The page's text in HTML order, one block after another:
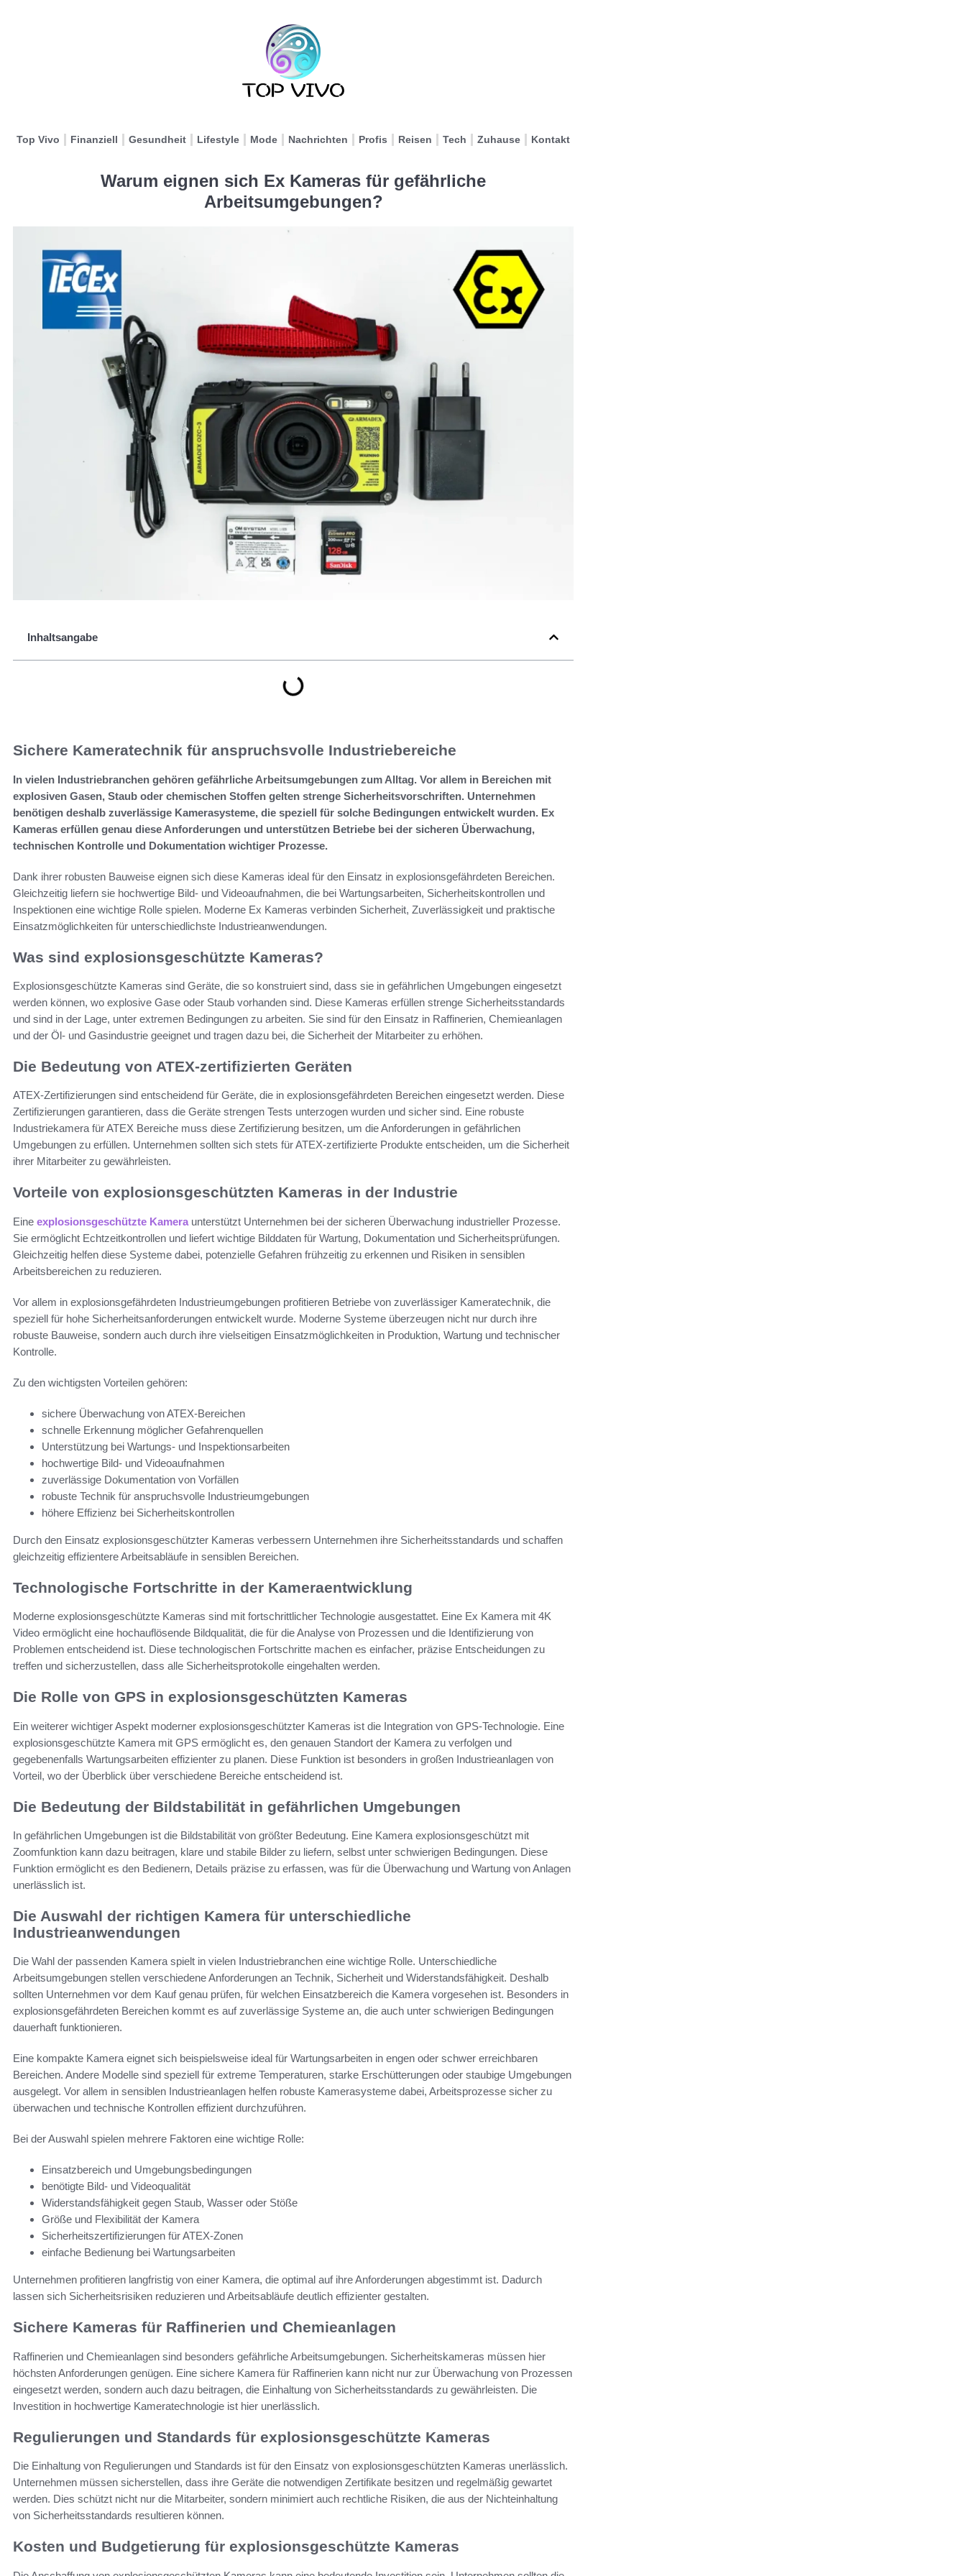
Top Vivo Finanziell Gesundheit Lifestyle Mode Nachrichten Profis Reisen Tech Zuhause Kontakt
Warum eignen sich Ex Kameras für gefährliche
Arbeitsumgebungen?
Inhaltsangabe
Sichere Kameratechnik für anspruchsvolle Industriebereiche
In vielen Industriebranchen gehören gefährliche Arbeitsumgebungen zum Alltag. Vor allem in Bereichen mit
explosiven Gasen, Staub oder chemischen Stoffen gelten strenge Sicherheitsvorschriften. Unternehmen
benötigen deshalb zuverlässige Kamerasysteme, die speziell für solche Bedingungen entwickelt wurden. Ex
Kameras erfüllen genau diese Anforderungen und unterstützen Betriebe bei der sicheren Überwachung,
technischen Kontrolle und Dokumentation wichtiger Prozesse.
Dank ihrer robusten Bauweise eignen sich diese Kameras ideal für den Einsatz in explosionsgefährdeten Bereichen.
Gleichzeitig liefern sie hochwertige Bild- und Videoaufnahmen, die bei Wartungsarbeiten, Sicherheitskontrollen und
Inspektionen eine wichtige Rolle spielen. Moderne Ex Kameras verbinden Sicherheit, Zuverlässigkeit und praktische
Einsatzmöglichkeiten für unterschiedlichste Industrieanwendungen.
Was sind explosionsgeschützte Kameras?
Explosionsgeschützte Kameras sind Geräte, die so konstruiert sind, dass sie in gefährlichen Umgebungen eingesetzt
werden können, wo explosive Gase oder Staub vorhanden sind. Diese Kameras erfüllen strenge Sicherheitsstandards
und sind in der Lage, unter extremen Bedingungen zu arbeiten. Sie sind für den Einsatz in Raffinerien, Chemieanlagen
und der Öl- und Gasindustrie geeignet und tragen dazu bei, die Sicherheit der Mitarbeiter zu erhöhen.
Die Bedeutung von ATEX-zertifizierten Geräten
ATEX-Zertifizierungen sind entscheidend für Geräte, die in explosionsgefährdeten Bereichen eingesetzt werden. Diese
Zertifizierungen garantieren, dass die Geräte strengen Tests unterzogen wurden und sicher sind. Eine robuste
Industriekamera für ATEX Bereiche muss diese Zertifizierung besitzen, um die Anforderungen in gefährlichen
Umgebungen zu erfüllen. Unternehmen sollten sich stets für ATEX-zertifizierte Produkte entscheiden, um die Sicherheit
ihrer Mitarbeiter zu gewährleisten.
Vorteile von explosionsgeschützten Kameras in der Industrie
Eine explosionsgeschützte Kamera unterstützt Unternehmen bei der sicheren Überwachung industrieller Prozesse.
Sie ermöglicht Echtzeitkontrollen und liefert wichtige Bilddaten für Wartung, Dokumentation und Sicherheitsprüfungen.
Gleichzeitig helfen diese Systeme dabei, potenzielle Gefahren frühzeitig zu erkennen und Risiken in sensiblen
Arbeitsbereichen zu reduzieren.
Vor allem in explosionsgefährdeten Industrieumgebungen profitieren Betriebe von zuverlässiger Kameratechnik, die
speziell für hohe Sicherheitsanforderungen entwickelt wurde. Moderne Systeme überzeugen nicht nur durch ihre
robuste Bauweise, sondern auch durch ihre vielseitigen Einsatzmöglichkeiten in Produktion, Wartung und technischer
Kontrolle.
Zu den wichtigsten Vorteilen gehören:
sichere Überwachung von ATEX-Bereichen
schnelle Erkennung möglicher Gefahrenquellen
Unterstützung bei Wartungs- und Inspektionsarbeiten
hochwertige Bild- und Videoaufnahmen
zuverlässige Dokumentation von Vorfällen
robuste Technik für anspruchsvolle Industrieumgebungen
höhere Effizienz bei Sicherheitskontrollen
Durch den Einsatz explosionsgeschützter Kameras verbessern Unternehmen ihre Sicherheitsstandards und schaffen
gleichzeitig effizientere Arbeitsabläufe in sensiblen Bereichen.
Technologische Fortschritte in der Kameraentwicklung
Moderne explosionsgeschützte Kameras sind mit fortschrittlicher Technologie ausgestattet. Eine Ex Kamera mit 4K
Video ermöglicht eine hochauflösende Bildqualität, die für die Analyse von Prozessen und die Identifizierung von
Problemen entscheidend ist. Diese technologischen Fortschritte machen es einfacher, präzise Entscheidungen zu
treffen und sicherzustellen, dass alle Sicherheitsprotokolle eingehalten werden.
Die Rolle von GPS in explosionsgeschützten Kameras
Ein weiterer wichtiger Aspekt moderner explosionsgeschützter Kameras ist die Integration von GPS-Technologie. Eine
explosionsgeschützte Kamera mit GPS ermöglicht es, den genauen Standort der Kamera zu verfolgen und
gegebenenfalls Wartungsarbeiten effizienter zu planen. Diese Funktion ist besonders in großen Industrieanlagen von
Vorteil, wo der Überblick über verschiedene Bereiche entscheidend ist.
Die Bedeutung der Bildstabilität in gefährlichen Umgebungen
In gefährlichen Umgebungen ist die Bildstabilität von größter Bedeutung. Eine Kamera explosionsgeschützt mit
Zoomfunktion kann dazu beitragen, klare und stabile Bilder zu liefern, selbst unter schwierigen Bedingungen. Diese
Funktion ermöglicht es den Bedienern, Details präzise zu erfassen, was für die Überwachung und Wartung von Anlagen
unerlässlich ist.
Die Auswahl der richtigen Kamera für unterschiedliche
Industrieanwendungen
Die Wahl der passenden Kamera spielt in vielen Industriebranchen eine wichtige Rolle. Unterschiedliche
Arbeitsumgebungen stellen verschiedene Anforderungen an Technik, Sicherheit und Widerstandsfähigkeit. Deshalb
sollten Unternehmen vor dem Kauf genau prüfen, für welchen Einsatzbereich die Kamera vorgesehen ist. Besonders in
explosionsgefährdeten Bereichen kommt es auf zuverlässige Systeme an, die auch unter schwierigen Bedingungen
dauerhaft funktionieren.
Eine kompakte Kamera eignet sich beispielsweise ideal für Wartungsarbeiten in engen oder schwer erreichbaren
Bereichen. Andere Modelle sind speziell für extreme Temperaturen, starke Erschütterungen oder staubige Umgebungen
ausgelegt. Vor allem in sensiblen Industrieanlagen helfen robuste Kamerasysteme dabei, Arbeitsprozesse sicher zu
überwachen und technische Kontrollen effizient durchzuführen.
Bei der Auswahl spielen mehrere Faktoren eine wichtige Rolle:
Einsatzbereich und Umgebungsbedingungen
benötigte Bild- und Videoqualität
Widerstandsfähigkeit gegen Staub, Wasser oder Stöße
Größe und Flexibilität der Kamera
Sicherheitszertifizierungen für ATEX-Zonen
einfache Bedienung bei Wartungsarbeiten
Unternehmen profitieren langfristig von einer Kamera, die optimal auf ihre Anforderungen abgestimmt ist. Dadurch
lassen sich Sicherheitsrisiken reduzieren und Arbeitsabläufe deutlich effizienter gestalten.
Sichere Kameras für Raffinerien und Chemieanlagen
Raffinerien und Chemieanlagen sind besonders gefährliche Arbeitsumgebungen. Sicherheitskameras müssen hier
höchsten Anforderungen genügen. Eine sichere Kamera für Raffinerien kann nicht nur zur Überwachung von Prozessen
eingesetzt werden, sondern auch dazu beitragen, die Einhaltung von Sicherheitsstandards zu gewährleisten. Die
Investition in hochwertige Kameratechnologie ist hier unerlässlich.
Regulierungen und Standards für explosionsgeschützte Kameras
Die Einhaltung von Regulierungen und Standards ist für den Einsatz von explosionsgeschützten Kameras unerlässlich.
Unternehmen müssen sicherstellen, dass ihre Geräte die notwendigen Zertifikate besitzen und regelmäßig gewartet
werden. Dies schützt nicht nur die Mitarbeiter, sondern minimiert auch rechtliche Risiken, die aus der Nichteinhaltung
von Sicherheitsstandards resultieren können.
Kosten und Budgetierung für explosionsgeschützte Kameras